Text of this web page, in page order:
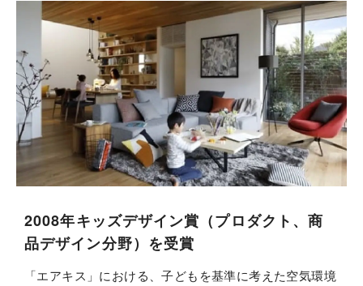
2008年キッズデザイン賞（プロダクト、商
品デザイン分野）を受賞
「エアキス」における、子どもを基準に考えた空気環境